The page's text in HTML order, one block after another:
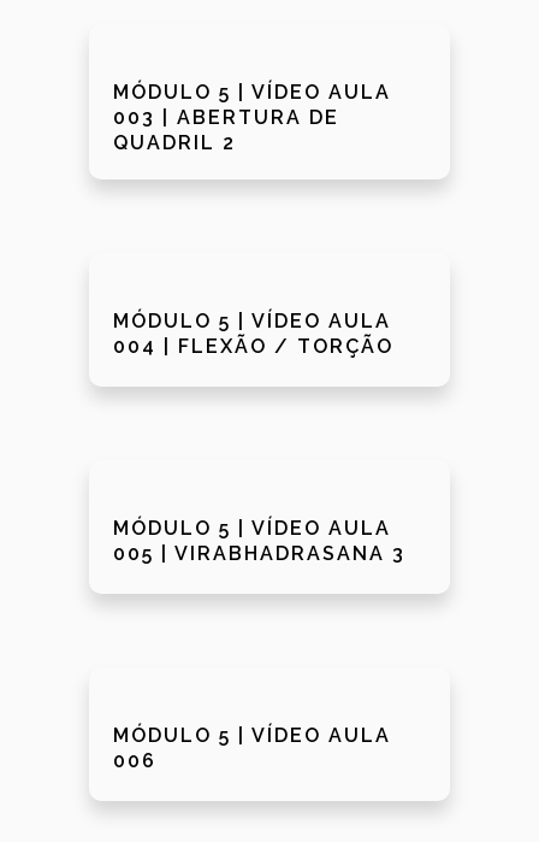
MÓDULO 5 | VÍDEO AULA
003 | ABERTURA DE
QUADRIL 2
MÓDULO 5 | VÍDEO AULA
004 | FLEXÃO / TORÇÃO
MÓDULO 5 | VÍDEO AULA
005 | VIRABHADRASANA 3
MÓDULO 5 | VÍDEO AULA
006